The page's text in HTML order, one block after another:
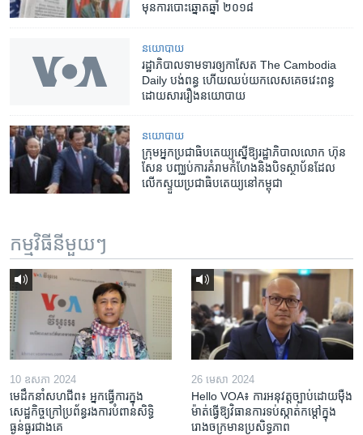
មុន​ការ​បោះឆ្នោត​ឆ្នាំ ២០១៨
នយោបាយ
រដ្ឋាភិបាល​​ទាមទារ​ឲ្យ​កាសែត​ The Cambodia
Daily​ ​បង់ពន្ធ​ ​ហើយ​ឈប់​យក​លេស​គេច​វេះពន្ធ​
ដោយសារ​រឿង​នយោបាយ
នយោបាយ
ក្រុម​អ្នក​ប្រជា​ធិបតេយ្យ​ស្នើ​ឱ្យ​រដ្ឋាភិបាល​លោក​ ​ហ៊ុន
សែន​ បញ្ឈប់​ការ​គំរាម​កំហែង​និង​បិទ​ស្ថាប័ន​ដែល​
លើកស្ទួយ​ប្រជា​ធិបតេយ្យ​នៅ​កម្ពុជា
កម្មវិធី​នីមួយៗ
10 ឧសភា 2024
មេដឹកនាំសហជីព៖ អ្នកធ្វើការក្នុង
សេដ្ឋកិច្ចក្រៅប្រព័ន្ធរងការបំពានសិទ្ធិ
ធ្ងន់ធ្ងរជាងគេ
26 មេសា 2024
Hello VOA៖ ការអនុវត្ត​ច្បាប់​ដោយ​ម៉ឺង
ម៉ាត់​ធ្វើ​ឱ្យ​វិធានការ​ទប់ស្កាត់​កម្តៅ​ក្នុង​
រោងចក្រ​មាន​ប្រសិទ្ធភាព​​